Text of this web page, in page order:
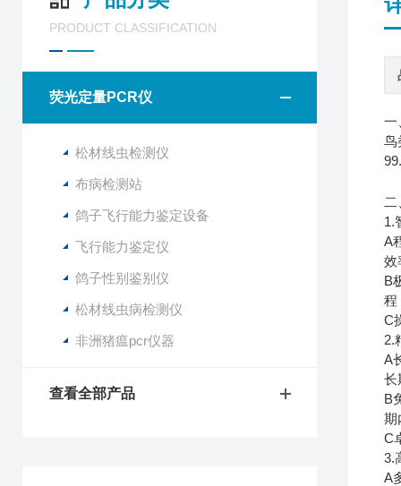
PRODUCT CLASSIFICATION
荧光定量PCR仪
松材线虫检测仪
布病检测站
鸽子飞行能力鉴定设备
飞行能力鉴定仪
鸽子性别鉴别仪
松材线虫病检测仪
非洲猪瘟pcr仪器
查看全部产品
一
鸟
二
1.
A
效
B
程
C
2.
A
长
B
期
C
3.
A